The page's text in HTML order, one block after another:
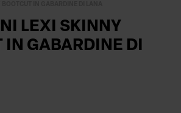
LEXI SKINNY
IN GABARDINE DI